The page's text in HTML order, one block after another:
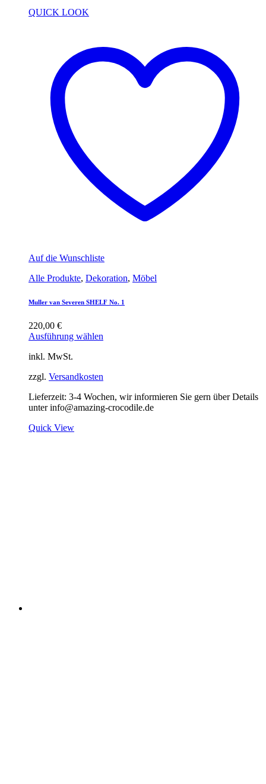
QUICK LOOK
Auf die Wunschliste
Alle Produkte, Dekoration, Möbel
Muller van Severen SHELF No. 1
220,00 €
Ausführung wählen
inkl. MwSt.
zzgl. Versandkosten
Lieferzeit: 3-4 Wochen, wir informieren Sie gern über Details
unter info@amazing-crocodile.de
Quick View